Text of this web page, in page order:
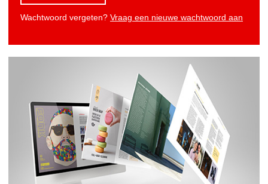
Wachtwoord vergeten? Vraag een nieuwe wachtwoord aan